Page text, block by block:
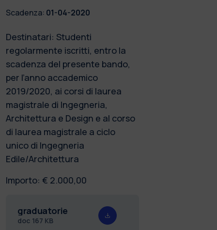
Scadenza: 01-04-2020
Destinatari: Studenti
regolarmente iscritti, entro la
scadenza del presente bando,
per l’anno accademico
2019/2020, ai corsi di laurea
magistrale di Ingegneria,
Architettura e Design e al corso
di laurea magistrale a ciclo
unico di Ingegneria
Edile/Architettura
Importo: € 2.000,00
graduatorie
doc 167 KB